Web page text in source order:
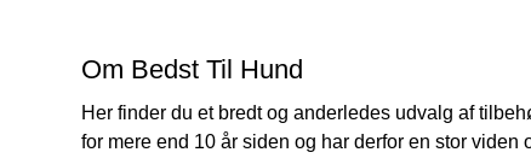
Om Bedst Til Hund
Her finder du et bredt og anderledes udvalg af
for mere end 10 år siden og har derfor en stor